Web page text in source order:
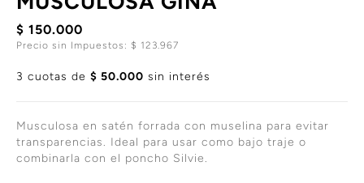
$ 150.000
Precio sin Impuestos: $ 123.967
3 cuotas de $ 50.000 sin interés
Musculosa en satén forrada con muselina para evitar
transparencias. Ideal para usar como bajo traje o
combinarla con el poncho Silvie.